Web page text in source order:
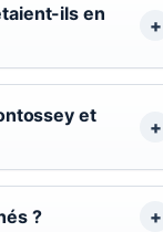
ils en
et
?